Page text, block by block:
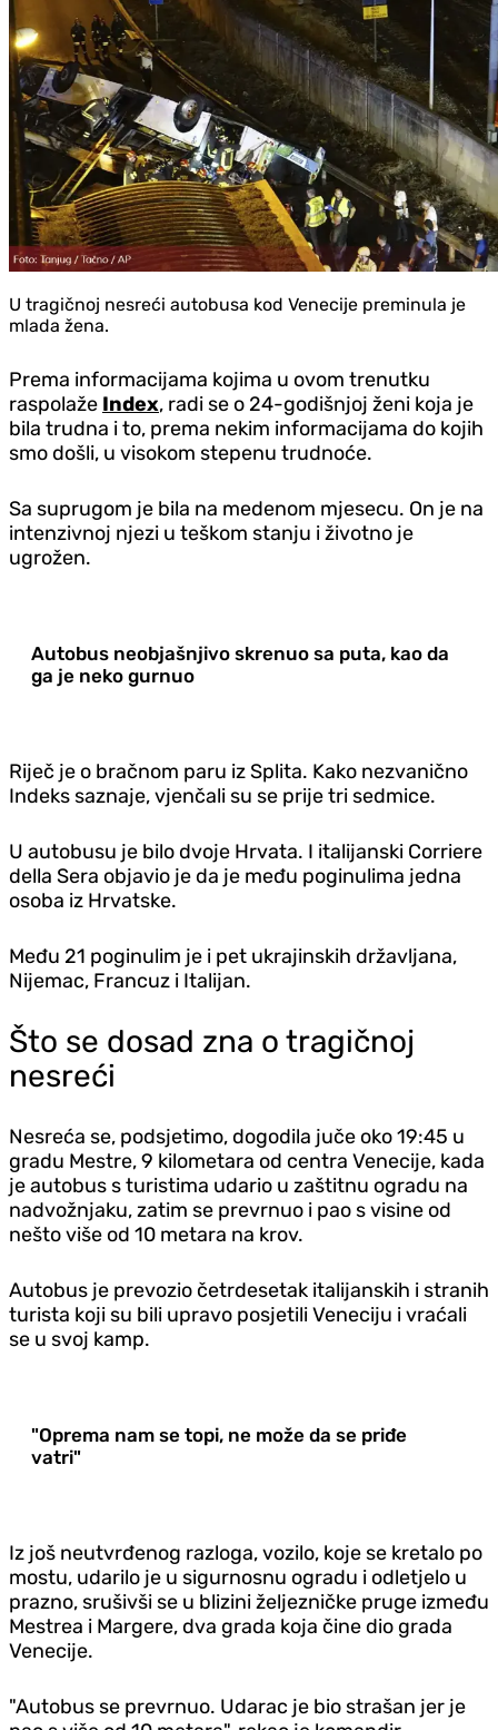
U tragičnoj nesreći autobusa kod Venecije preminula je
mlada žena.
Prema informacijama kojima u ovom trenutku
raspolaže Index, radi se o 24-godišnjoj ženi koja je
bila trudna i to, prema nekim informacijama do kojih
smo došli, u visokom stepenu trudnoće.
Sa suprugom je bila na medenom mjesecu. On je na
intenzivnoj njezi u teškom stanju i životno je
ugrožen.
Autobus neobjašnjivo skrenuo sa puta, kao da
ga je neko gurnuo
Riječ je o bračnom paru iz Splita. Kako nezvanično
Indeks saznaje, vjenčali su se prije tri sedmice.
U autobusu je bilo dvoje Hrvata. I italijanski Corriere
della Sera objavio je da je među poginulima jedna
osoba iz Hrvatske.
Među 21 poginulim je i pet ukrajinskih državljana,
Nijemac, Francuz i Italijan.
Što se dosad zna o tragičnoj
nesreći
Nesreća se, podsjetimo, dogodila juče oko 19:45 u
gradu Mestre, 9 kilometara od centra Venecije, kada
je autobus s turistima udario u zaštitnu ogradu na
nadvožnjaku, zatim se prevrnuo i pao s visine od
nešto više od 10 metara na krov.
Autobus je prevozio četrdesetak italijanskih i stranih
turista koji su bili upravo posjetili Veneciju i vraćali
se u svoj kamp.
"Oprema nam se topi, ne može da se priđe
vatri"
Iz još neutvrđenog razloga, vozilo, koje se kretalo po
mostu, udarilo je u sigurnosnu ogradu i odletjelo u
prazno, srušivši se u blizini željezničke pruge između
Mestrea i Margere, dva grada koja čine dio grada
Venecije.
"Autobus se prevrnuo. Udarac je bio strašan jer je